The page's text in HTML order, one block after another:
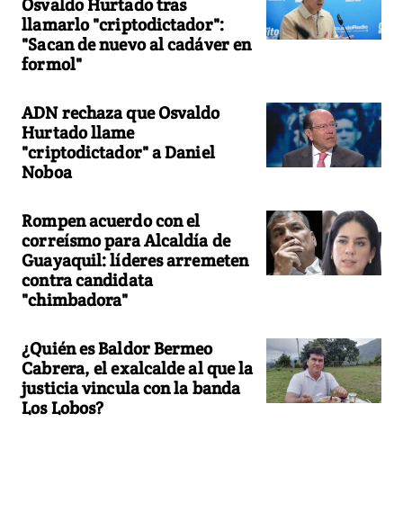
Osvaldo Hurtado tras
llamarlo "criptodictador":
"Sacan de nuevo al cadáver en
formol"
ADN rechaza que Osvaldo
Hurtado llame
"criptodictador" a Daniel
Noboa
Rompen acuerdo con el
correísmo para Alcaldía de
Guayaquil: líderes arremeten
contra candidata
"chimbadora"
¿Quién es Baldor Bermeo
Cabrera, el exalcalde al que la
justicia vincula con la banda
Los Lobos?